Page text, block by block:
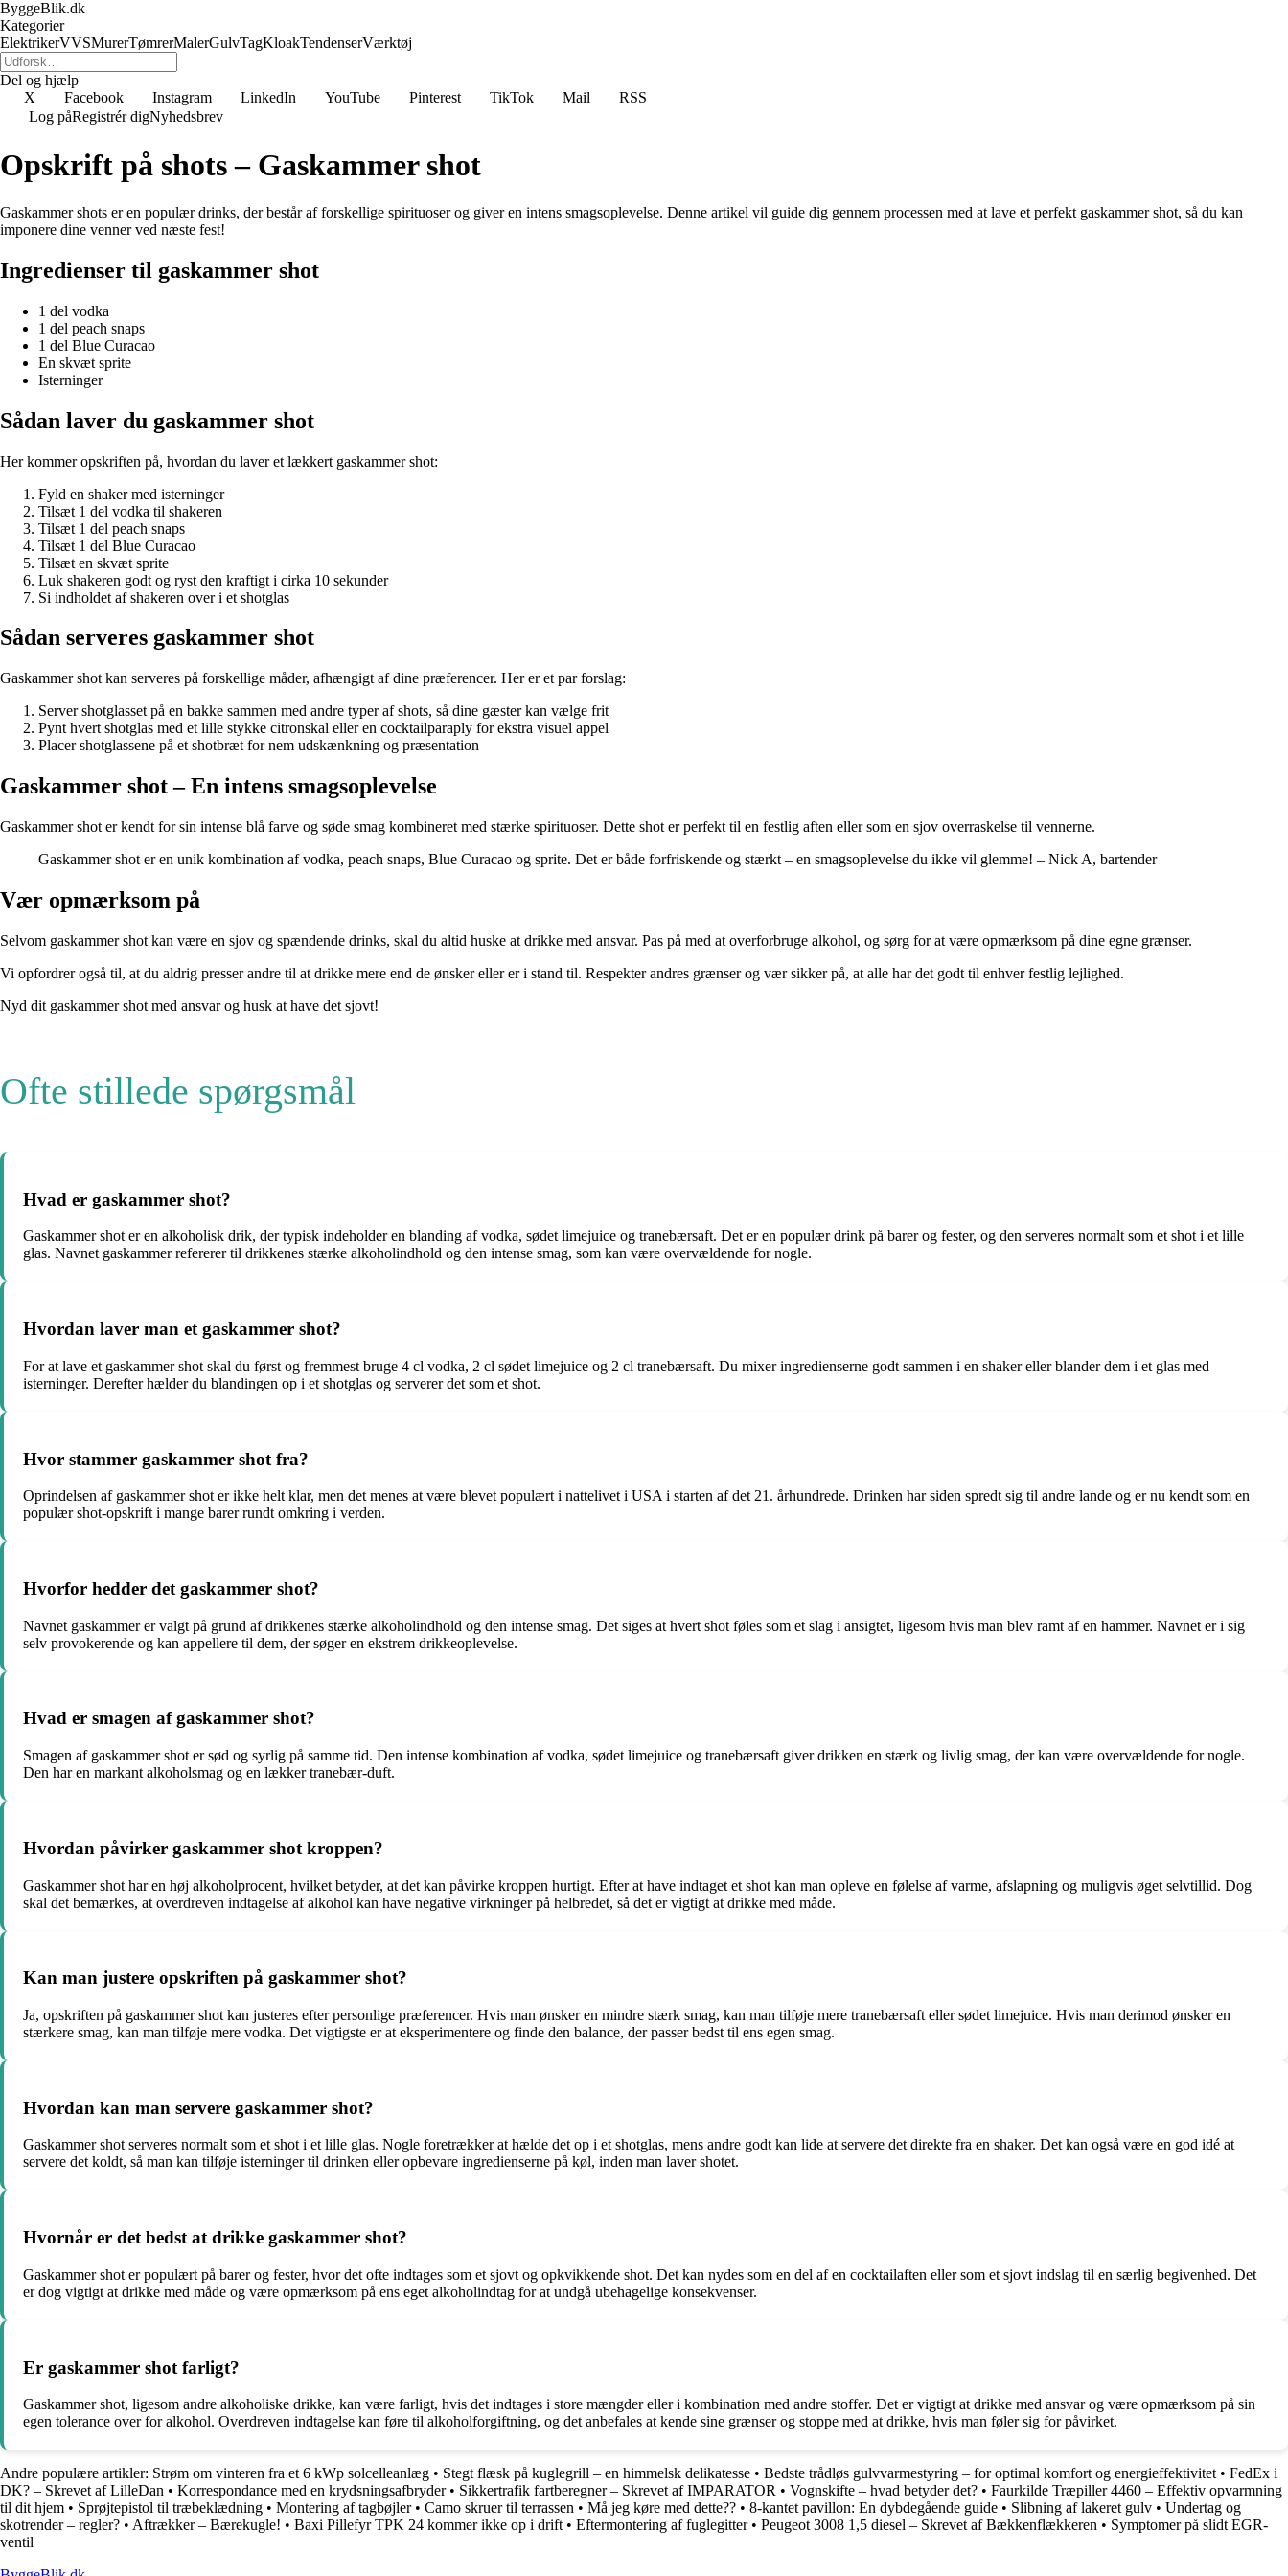
ByggeBlik.dk
Kategorier
ElektrikerVVSMurerTømrerMalerGulvTagKloakTendenserVærktøj
Del og hjælp
X
Facebook Instagram LinkedIn YouTube Pinterest TikTok Mail
RSS
Log påRegistrér digNyhedsbrev
Opskrift på shots – Gaskammer shot
Gaskammer shots er en populær drinks, der består af forskellige spirituoser og giver en intens smagsoplevelse. Denne artikel vil guide dig gennem processen med at lave et perfekt gaskammer shot, så du kan
imponere dine venner ved næste fest!
Ingredienser til gaskammer shot
1 del vodka
1 del peach snaps
1 del Blue Curacao
En skvæt sprite
Isterninger
Sådan laver du gaskammer shot
Her kommer opskriften på, hvordan du laver et lækkert gaskammer shot:
Fyld en shaker med isterninger
Tilsæt 1 del vodka til shakeren
Tilsæt 1 del peach snaps
Tilsæt 1 del Blue Curacao
Tilsæt en skvæt sprite
Luk shakeren godt og ryst den kraftigt i cirka 10 sekunder
Si indholdet af shakeren over i et shotglas
Sådan serveres gaskammer shot
Gaskammer shot kan serveres på forskellige måder, afhængigt af dine præferencer. Her er et par forslag:
Server shotglasset på en bakke sammen med andre typer af shots, så dine gæster kan vælge frit
Pynt hvert shotglas med et lille stykke citronskal eller en cocktailparaply for ekstra visuel appel
Placer shotglassene på et shotbræt for nem udskænkning og præsentation
Gaskammer shot – En intens smagsoplevelse
Gaskammer shot er kendt for sin intense blå farve og søde smag kombineret med stærke spirituoser. Dette shot er perfekt til en festlig aften eller som en sjov overraskelse til vennerne.
Gaskammer shot er en unik kombination af vodka, peach snaps, Blue Curacao og sprite. Det er både forfriskende og stærkt – en smagsoplevelse du ikke vil glemme! – Nick A, bartender
Vær opmærksom på
Selvom gaskammer shot kan være en sjov og spændende drinks, skal du altid huske at drikke med ansvar. Pas på med at overforbruge alkohol, og sørg for at være opmærksom på dine egne grænser.
Vi opfordrer også til, at du aldrig presser andre til at drikke mere end de ønsker eller er i stand til. Respekter andres grænser og vær sikker på, at alle har det godt til enhver festlig lejlighed.
Nyd dit gaskammer shot med ansvar og husk at have det sjovt!
Ofte stillede spørgsmål
Hvad er gaskammer shot?
Gaskammer shot er en alkoholisk drik, der typisk indeholder en blanding af vodka, sødet limejuice og tranebærsaft. Det er en populær drink på barer og fester, og den serveres normalt som et shot i et lille
glas. Navnet gaskammer refererer til drikkenes stærke alkoholindhold og den intense smag, som kan være overvældende for nogle.
Hvordan laver man et gaskammer shot?
For at lave et gaskammer shot skal du først og fremmest bruge 4 cl vodka, 2 cl sødet limejuice og 2 cl tranebærsaft. Du mixer ingredienserne godt sammen i en shaker eller blander dem i et glas med
isterninger. Derefter hælder du blandingen op i et shotglas og serverer det som et shot.
Hvor stammer gaskammer shot fra?
Oprindelsen af gaskammer shot er ikke helt klar, men det menes at være blevet populært i nattelivet i USA i starten af det 21. århundrede. Drinken har siden spredt sig til andre lande og er nu kendt som en
populær shot-opskrift i mange barer rundt omkring i verden.
Hvorfor hedder det gaskammer shot?
Navnet gaskammer er valgt på grund af drikkenes stærke alkoholindhold og den intense smag. Det siges at hvert shot føles som et slag i ansigtet, ligesom hvis man blev ramt af en hammer. Navnet er i sig
selv provokerende og kan appellere til dem, der søger en ekstrem drikkeoplevelse.
Hvad er smagen af gaskammer shot?
Smagen af gaskammer shot er sød og syrlig på samme tid. Den intense kombination af vodka, sødet limejuice og tranebærsaft giver drikken en stærk og livlig smag, der kan være overvældende for nogle.
Den har en markant alkoholsmag og en lækker tranebær-duft.
Hvordan påvirker gaskammer shot kroppen?
Gaskammer shot har en høj alkoholprocent, hvilket betyder, at det kan påvirke kroppen hurtigt. Efter at have indtaget et shot kan man opleve en følelse af varme, afslapning og muligvis øget selvtillid. Dog
skal det bemærkes, at overdreven indtagelse af alkohol kan have negative virkninger på helbredet, så det er vigtigt at drikke med måde.
Kan man justere opskriften på gaskammer shot?
Ja, opskriften på gaskammer shot kan justeres efter personlige præferencer. Hvis man ønsker en mindre stærk smag, kan man tilføje mere tranebærsaft eller sødet limejuice. Hvis man derimod ønsker en
stærkere smag, kan man tilføje mere vodka. Det vigtigste er at eksperimentere og finde den balance, der passer bedst til ens egen smag.
Hvordan kan man servere gaskammer shot?
Gaskammer shot serveres normalt som et shot i et lille glas. Nogle foretrækker at hælde det op i et shotglas, mens andre godt kan lide at servere det direkte fra en shaker. Det kan også være en god idé at
servere det koldt, så man kan tilføje isterninger til drinken eller opbevare ingredienserne på køl, inden man laver shotet.
Hvornår er det bedst at drikke gaskammer shot?
Gaskammer shot er populært på barer og fester, hvor det ofte indtages som et sjovt og opkvikkende shot. Det kan nydes som en del af en cocktailaften eller som et sjovt indslag til en særlig begivenhed. Det
er dog vigtigt at drikke med måde og være opmærksom på ens eget alkoholindtag for at undgå ubehagelige konsekvenser.
Er gaskammer shot farligt?
Gaskammer shot, ligesom andre alkoholiske drikke, kan være farligt, hvis det indtages i store mængder eller i kombination med andre stoffer. Det er vigtigt at drikke med ansvar og være opmærksom på sin
egen tolerance over for alkohol. Overdreven indtagelse kan føre til alkoholforgiftning, og det anbefales at kende sine grænser og stoppe med at drikke, hvis man føler sig for påvirket.
Andre populære artikler: Strøm om vinteren fra et 6 kWp solcelleanlæg • Stegt flæsk på kuglegrill – en himmelsk delikatesse • Bedste trådløs gulvvarmestyring – for optimal komfort og energieffektivitet • FedEx i
DK? – Skrevet af LilleDan • Korrespondance med en krydsningsafbryder• Sikkertrafik fartberegner – Skrevet af IMPARATOR • Vognskifte – hvad betyder det? • Faurkilde Træpiller 4460 – Effektiv opvarmning
til dit hjem • Sprøjtepistol til træbeklædning • Montering af tagbøjler• Camo skruer til terrassen • Må jeg køre med dette?? • 8-kantet pavillon: En dybdegående guide • Slibning af lakeret gulv • Undertag og
skotrender – regler? • Aftrækker – Bærekugle! • Baxi Pillefyr TPK 24 kommer ikke op i drift • Eftermontering af fuglegitter• Peugeot 3008 1,5 diesel – Skrevet af Bækkenflækkeren • Symptomer på slidt EGR-
ventil